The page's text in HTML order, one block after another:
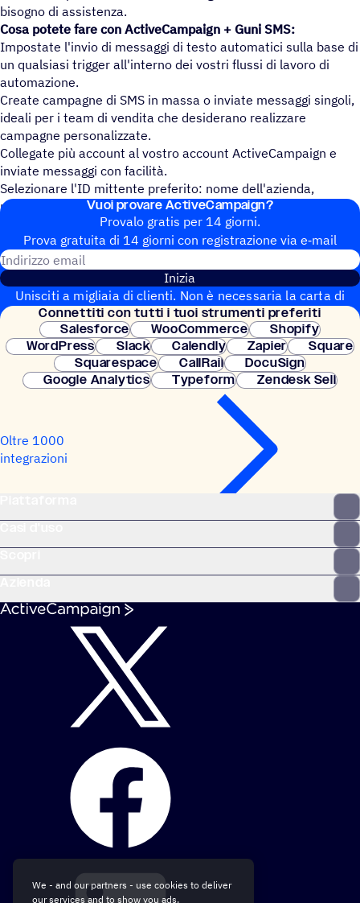
bisogno di assistenza.
Cosa potete fare con ActiveCampaign + Guni SMS:
Impostate l'invio di messaggi di testo automatici sulla base di
un qualsiasi trigger all'interno dei vostri flussi di lavoro di
automazione.
Create campagne di SMS in massa o inviate messaggi singoli,
ideali per i team di vendita che desiderano realizzare
campagne personalizzate.
Collegate più account al vostro account ActiveCampaign e
inviate messaggi con facilità.
Selezionare l'ID mittente preferito: nome dell'azienda,
numero dedicato, numero personale o numero condiviso.
Vuoi provare ActiveCampaign?
Provalo gratis per 14 giorni.
Prova gratuita di 14 giorni con regi­stra­zione via e‑mail
Inizia
Unisciti a migliaia di clienti. Non è necessaria la carta di
credito. Configurazione istantanea.
Connet­titi con tutti i tuoi strumenti preferiti
Salesforce
WooCommerce
Shopify
WordPress
Slack Calendly Zapier
Square
Squarespace
CallRail
DocuSign
Google Analytics
Typeform Zendesk Sell
Oltre 1000
integrazioni
We - and our partners - use cookies to deliver
our services and to show you ads.